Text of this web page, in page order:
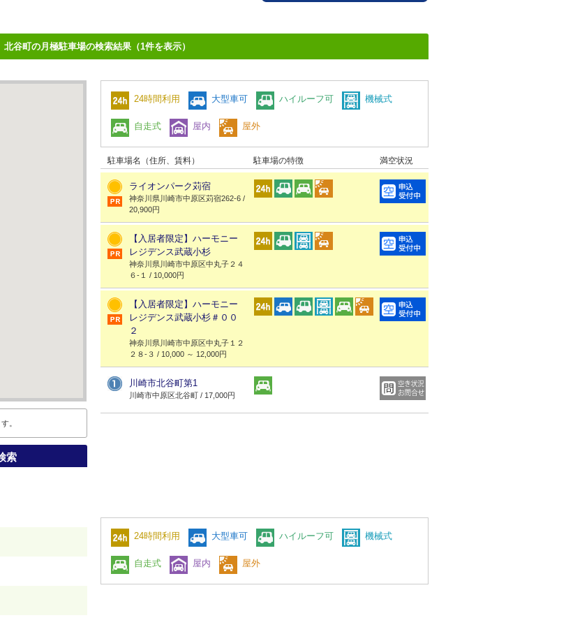
北谷町の月極駐車場の検索結果（1件を表示）
。
索
24時間利用 大型車可 ハイルーフ可 機械式
自走式 屋内 屋外
駐車場名（住所、賃料） 駐車場の特徴 満空状況
ライオンパーク苅宿
神奈川県川崎市中原区苅宿262-6 /
20,900円
【入居者限定】ハーモニー
レジデンス武蔵小杉
神奈川県川崎市中原区中丸子２４
６-１ / 10,000円
【入居者限定】ハーモニー
レジデンス武蔵小杉＃００
２
神奈川県川崎市中原区中丸子１２
２８-３ / 10,000 ～ 12,000円
川崎市北谷町第1
川崎市中原区北谷町 / 17,000円
24時間利用 大型車可 ハイルーフ可 機械式
自走式 屋内 屋外